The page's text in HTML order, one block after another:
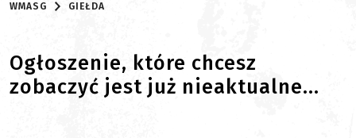
WMASG GIEŁDA
Ogłoszenie, które chcesz
zobaczyć jest już nieaktualne...